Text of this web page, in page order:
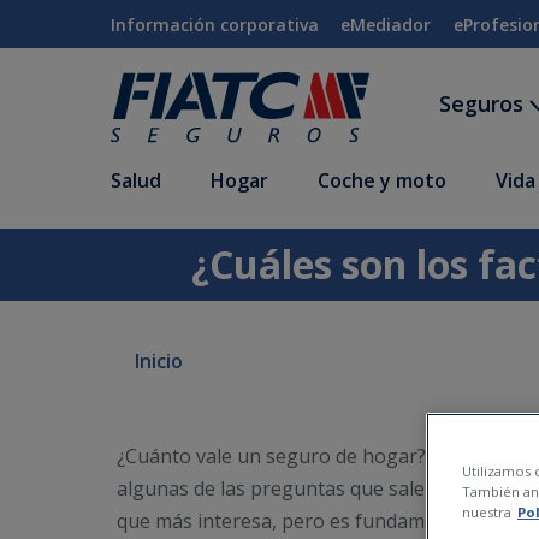
Saltar al contenido principal
Información corporativa eMediador
Seguros
Salud Hogar Coche y moto
¿Cuáles son los
Inicio
¿Cuánto vale un seguro de hogar? ¿Cuál es
algunas de las preguntas que salen a la hora
que más interesa, pero es fundamental tener
Utilizamos
También
nuestra